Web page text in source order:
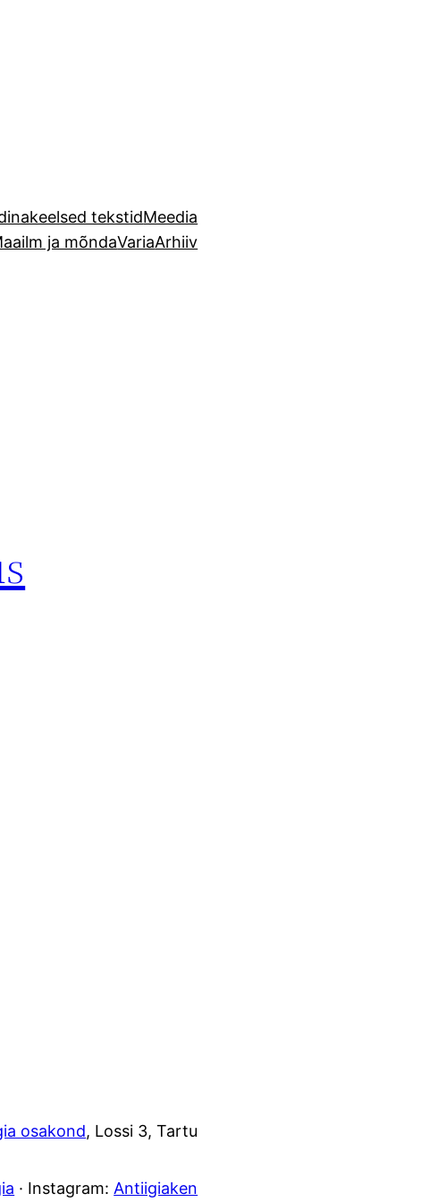
tekstidMeedia
ja mõndaVariaArhiiv
osakond, Lossi 3, Tartu
· Instagram: Antiigiaken